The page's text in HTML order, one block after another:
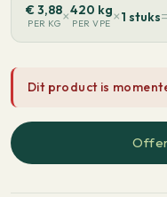
€3,88
PER KG ×420 kg
PER VPE ×1 stuks=
Dit product is